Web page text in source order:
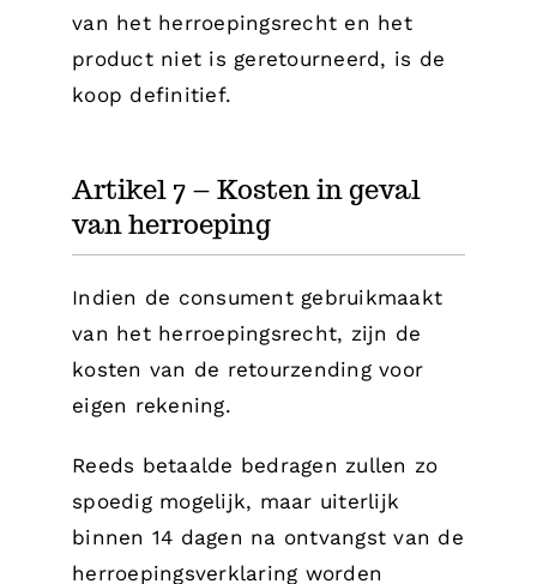
van het herroepingsrecht en het
product niet is geretourneerd, is de
koop definitief.
Artikel 7 – Kosten in geval
van herroeping
Indien de consument gebruikmaakt
van het herroepingsrecht, zijn de
kosten van de retourzending voor
eigen rekening.
Reeds betaalde bedragen zullen zo
spoedig mogelijk, maar uiterlijk
binnen 14 dagen na ontvangst van de
herroepingsverklaring worden